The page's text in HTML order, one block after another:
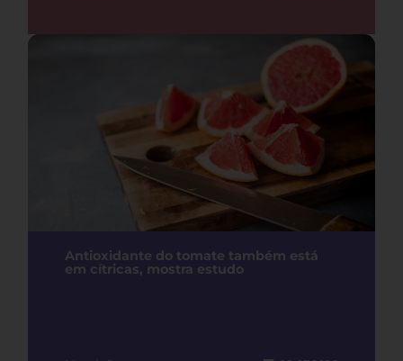
Antioxidante do tomate também está
em cítricas, mostra estudo